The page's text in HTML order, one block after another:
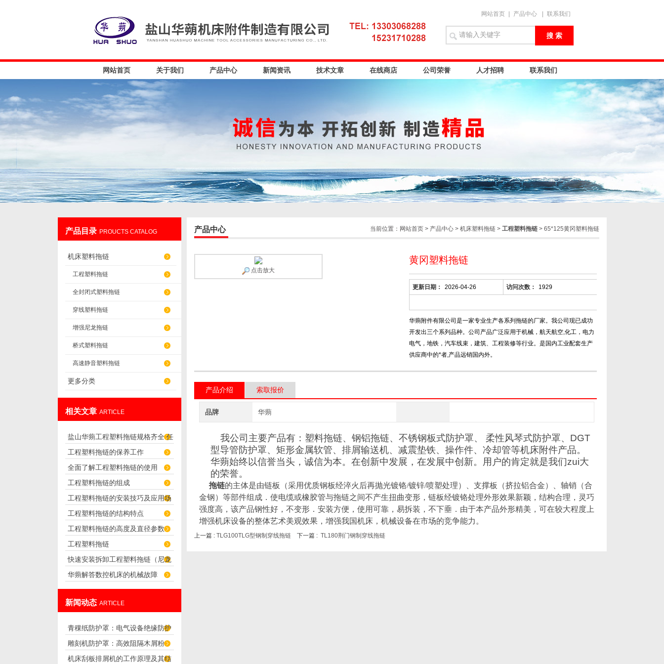
网站首页 产品中心 联系我们
网站首页 关于我们 产品中心 新闻资讯 技术文章 在线商店 公司荣誉 人才招聘 联系我们
产品目录 PROUCTS CATALOG
机床塑料拖链
工程塑料拖链
全封闭式塑料拖链
穿线塑料拖链
增强尼龙拖链
桥式塑料拖链
高速静音塑料拖链
更多分类
相关文章 ARTICLE
盐山华蒴工程塑料拖链规格齐全 任
君选择！
工程塑料拖链的保养工作
全面了解工程塑料拖链的使用
工程塑料拖链的组成
工程塑料拖链的安装技巧及应用场
合
工程塑料拖链的结构特点
工程塑料拖链的高度及直径参数
工程塑料拖链
快速安装拆卸工程塑料拖链（尼龙
拖链）的技巧
华蒴解答数控机床的机械故障
新闻动态 ARTICLE
青稞纸防护罩：电气设备绝缘防护
专用方案
雕刻机防护罩：高效阻隔木屑粉
尘，守护设备精度与安全
机床刮板排屑机的工作原理及其结
当前位置： 网站首页> 产品中心> 机床塑料拖链> 工程塑料拖链> 65*125黄冈塑料拖链
产品中心
黄冈塑料拖链
更新日期： 2026-04-26 访问次数： 1929
华蒴附件有限公司是一家专业生产各系列拖链的厂家。我公司现已成功
开发出三个系列品种。公司产品广泛应用于机械，航天航空,化工，电力
电气，地铁，汽车线束，建筑、工程装修等行业。是国内工业配套生产
供应商中的*者,产品远销国内外。
点击放大
产品介绍 索取报价
品牌 华蒴
我公司主要产品有：塑料拖链、钢铝拖链、不锈钢板式防护罩、 柔性风琴式防护罩、 DGT
型导管防护罩、矩形金属软管、排屑输送机、减震垫铁、操作件、冷却管等机床附件产品。
华蒴始终以信誉当头，诚信为本。在创新中发展，在发展中创新。用户的肯定就是我们zui大
的荣誉。
拖链的主体是由链板 （采用优质钢板经淬火后再抛光镀铬/镀锌/喷塑处理） 、支撑板 （挤拉铝合金） 、轴销 （合
金钢） 等部件组成．使电缆或橡胶管与拖链之间不产生扭曲变形，链板经镀铬处理外形效果新颖，结构合理，灵巧
强度高，该产品钢性好，不变形．安装方便，使用可靠，易拆装，不下垂．由于本产品外形精美，可在较大程度上
增强机床设备的整体艺术美观效果，增强我国机床，机械设备在市场的竞争能力。
上一篇 : TLG100TLG型钢制穿线拖链下一篇 : TL180荆门钢制穿线拖链